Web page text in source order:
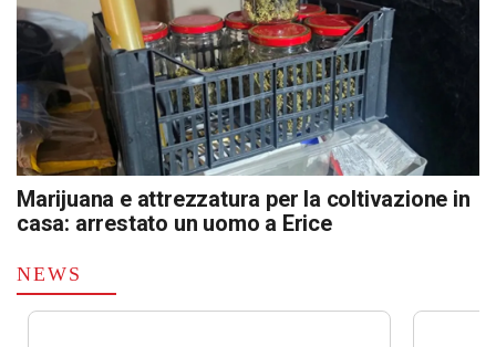
Marijuana e attrezzatura per la coltivazione in
casa: arrestato un uomo a Erice
NEWS